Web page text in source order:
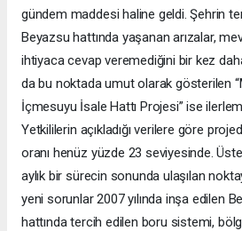
gündem maddesi haline geldi. Şehrin
Beyazsu hattında yaşanan arızalar,
ihtiyaca cevap veremediğini bir kez
da bu noktada umut olarak gösterilen
İçmesuyu İsale Hattı Projesi” ise ilerleme
Yetkililerin açıkladığı verilere göre
oranı henüz yüzde 23 seviyesinde.
aylık bir sürecin sonunda ulaşılan
yeni sorunlar 2007 yılında inşa edilen
hattında tercih edilen boru sistemi,